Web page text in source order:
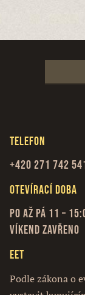
Telefon
+420 271 742
Otevírací doba
Po až Pá 11 –
Víkend zavřeno
EET
Podle zákona o